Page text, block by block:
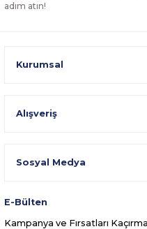
adım atın!
Kurumsal
Alışveriş
Sosyal Medya
E-Bülten
Kampanya ve Fırsatları